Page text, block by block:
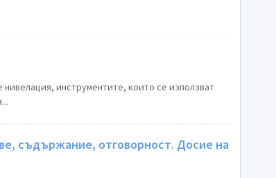
инструментите, които се използват
съдържание, отговорност. Досие на